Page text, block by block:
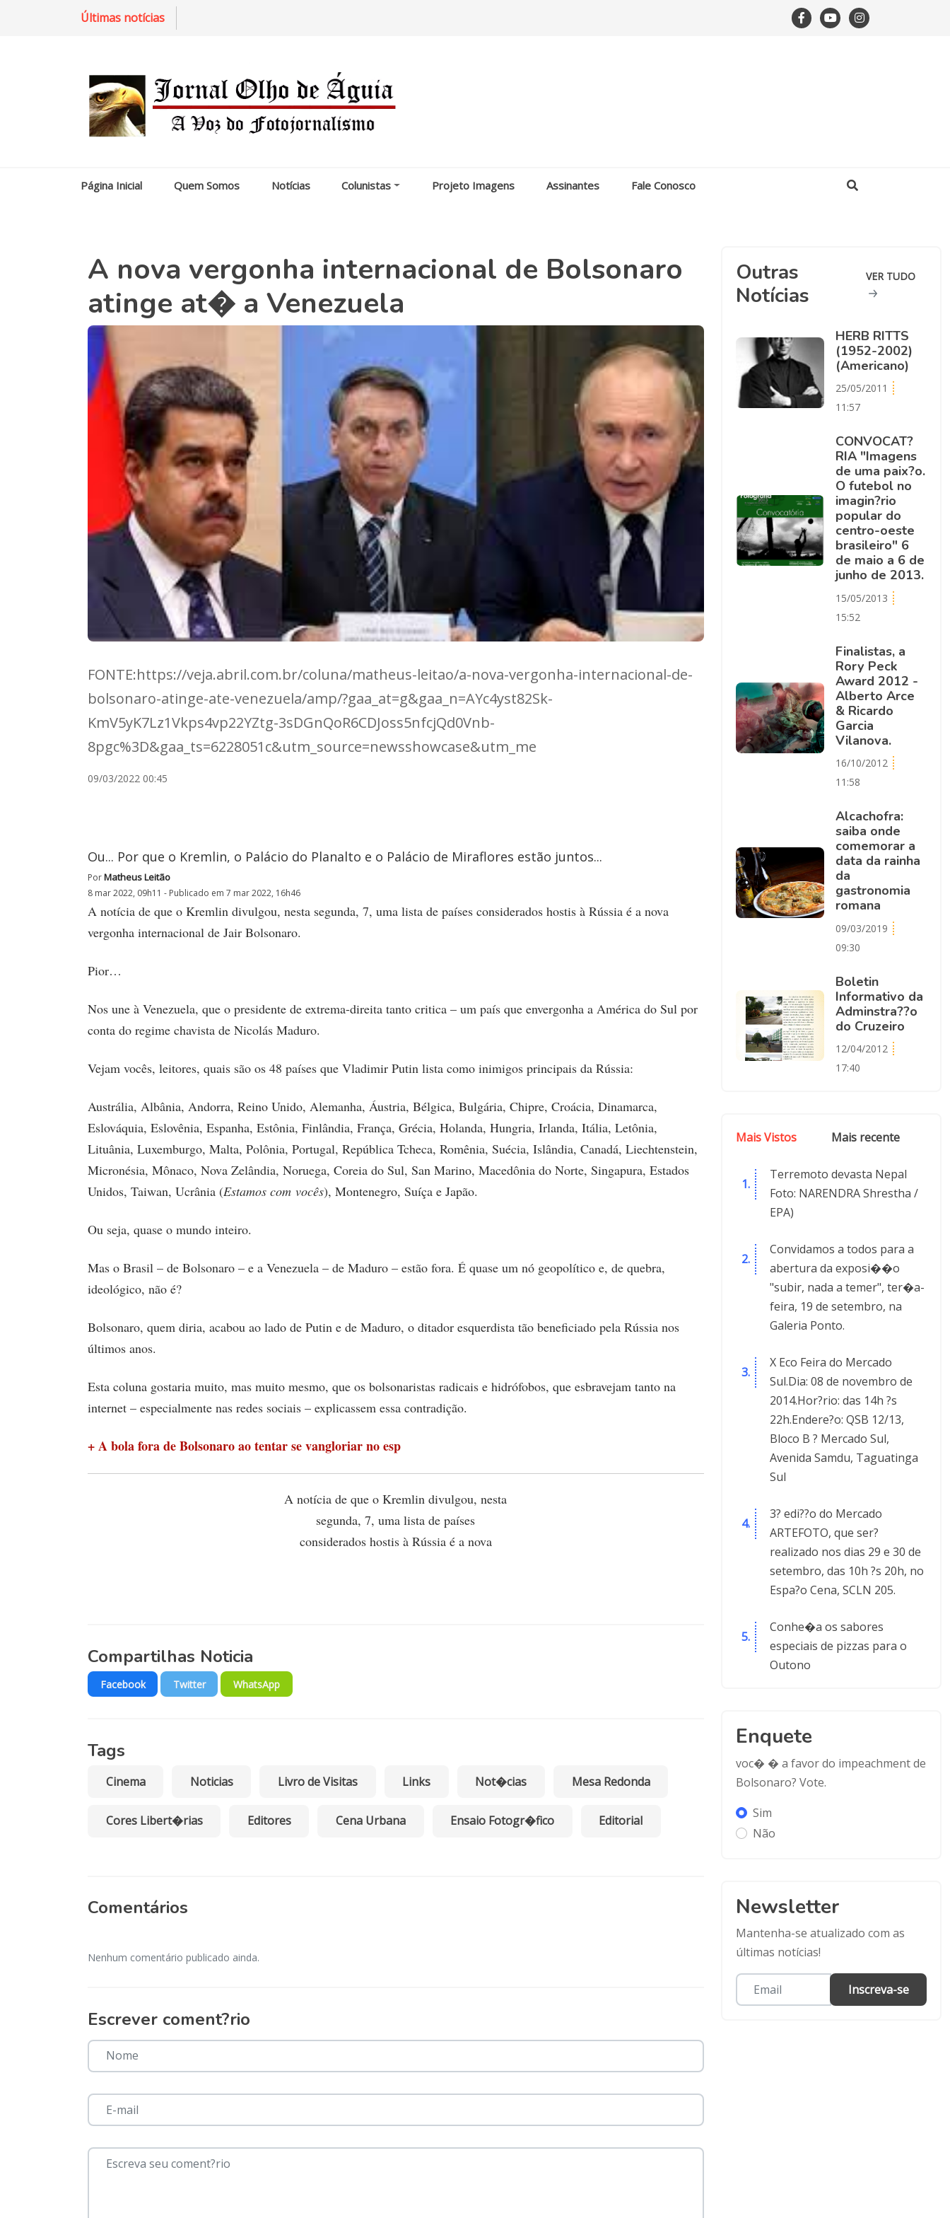
Últimas notícias
Página Inicial Quem Somos Notícias Colunistas Projeto Imagens Assinantes Fale Conosco
A nova vergonha internacional de Bolsonaro
atinge at� a Venezuela
FONTE:https://veja.abril.com.br/coluna/matheus-leitao/a-nova-vergonha-internacional-de-
bolsonaro-atinge-ate-venezuela/amp/?gaa_at=g&gaa_n=AYc4yst82Sk-
KmV5yK7Lz1Vkps4vp22YZtg-3sDGnQoR6CDJoss5nfcjQd0Vnb-
8pgc%3D&gaa_ts=6228051c&utm_source=newsshowcase&utm_me
09/03/2022 00:45
Ou... Por que o Kremlin, o Palácio do Planalto e o Palácio de Miraflores estão juntos...
PorMatheus Leitão
8 mar 2022, 09h11 - Publicado em 7 mar 2022, 16h46
A notícia de que o Kremlin divulgou, nesta segunda, 7, uma lista de países considerados hostis à Rússia é a nova
vergonha internacional de Jair Bolsonaro.
Pior…
Nos une à Venezuela, que o presidente de extrema-direita tanto critica – um país que envergonha a América do Sul por
conta do regime chavista de Nicolás Maduro.
Vejam vocês, leitores, quais são os 48 países que Vladimir Putin lista como inimigos principais da Rússia:
Austrália, Albânia, Andorra, Reino Unido, Alemanha, Áustria, Bélgica, Bulgária, Chipre, Croácia, Dinamarca,
Eslováquia, Eslovênia, Espanha, Estônia, Finlândia, França, Grécia, Holanda, Hungria, Irlanda, Itália, Letônia,
Lituânia, Luxemburgo, Malta, Polônia, Portugal, República Tcheca, Romênia, Suécia, Islândia, Canadá, Liechtenstein,
Micronésia, Mônaco, Nova Zelândia, Noruega, Coreia do Sul, San Marino, Macedônia do Norte, Singapura, Estados
Unidos, Taiwan, Ucrânia (Estamos com vocês), Montenegro, Suíça e Japão.
Ou seja, quase o mundo inteiro.
Mas o Brasil – de Bolsonaro – e a Venezuela – de Maduro – estão fora. É quase um nó geopolítico e, de quebra,
ideológico, não é?
Bolsonaro, quem diria, acabou ao lado de Putin e de Maduro, o ditador esquerdista tão beneficiado pela Rússia nos
últimos anos.
Esta coluna gostaria muito, mas muito mesmo, que os bolsonaristas radicais e hidrófobos, que esbravejam tanto na
internet – especialmente nas redes sociais – explicassem essa contradição.
+ A bola fora de Bolsonaro ao tentar se vangloriar no esp
A notícia de que o Kremlin divulgou, nesta
segunda, 7, uma lista de países
considerados hostis à Rússia é a nova
envergonha a América do Sul por conta do
inimigos principais da Rússia:
Austrália, Albânia, Andorra, Reino Unido,
comvocês), Montenegro, Suíça e Japão.
Mas o Brasil – de Bolsonaro – e a
Compartilhas Noticia
Facebook Twitter WhatsApp
Tags
Cinema Noticias Livro de Visitas Links Not�cias Mesa Redonda
Cores Libert�rias Editores Cena Urbana Ensaio Fotogr�fico Editorial
Comentários
Nenhum comentário publicado ainda.
Escrever coment?rio
Outras
Notícias
VER TUDO
HERB RITTS
(1952-2002)
(Americano)
25/05/2011
11:57
CONVOCAT?
RIA "Imagens
de uma paix?o.
O futebol no
imagin?rio
popular do
centro-oeste
brasileiro" 6
de maio a 6 de
junho de 2013.
15/05/2013
15:52
Finalistas, a
Rory Peck
Award 2012 -
Alberto Arce
& Ricardo
Garcia
Vilanova.
16/10/2012
11:58
Alcachofra:
saiba onde
comemorar a
data da rainha
da
gastronomia
romana
09/03/2019
09:30
Boletin
Informativo da
Adminstra??o
do Cruzeiro
12/04/2012
17:40
Mais Vistos Mais recente
Terremoto devasta Nepal
Foto: NARENDRA Shrestha /
EPA)
Convidamos a todos para a
abertura da exposi��o
"subir, nada a temer", ter�a-
feira, 19 de setembro, na
Galeria Ponto.
X Eco Feira do Mercado
Sul.Dia: 08 de novembro de
2014.Hor?rio: das 14h ?s
22h.Endere?o: QSB 12/13,
Bloco B ? Mercado Sul,
Avenida Samdu, Taguatinga
Sul
3? edi??o do Mercado
ARTEFOTO, que ser?
realizado nos dias 29 e 30 de
setembro, das 10h ?s 20h, no
Espa?o Cena, SCLN 205.
Conhe�a os sabores
especiais de pizzas para o
Outono
Enquete
voc� � a favor do impeachment de
Bolsonaro? Vote.
Sim
Não
Newsletter
Mantenha-se atualizado com as
últimas notícias!
Inscreva-se